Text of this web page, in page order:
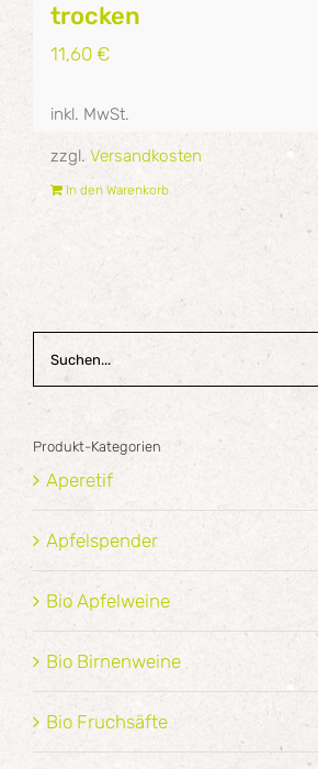
trocken
11,60 €
inkl. MwSt.
zzgl. Versandkosten
In den Warenkorb
Produkt-Kategorien
Aperetif
Apfelspender
Bio Apfelweine
Bio Birnenweine
Bio Fruchsäfte